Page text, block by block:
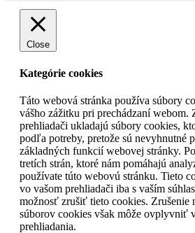
Close
Kategórie cookies
Táto webová stránka používa súbory
vášho zážitku pri prechádzaní webom.
prehliadači ukladajú súbory cookies,
podľa potreby, pretože sú nevyhnutné
základných funkcií webovej stránky.
tretích strán, ktoré nám pomáhajú
používate túto webovú stránku. Tieto
vo vašom prehliadači iba s vaším
možnosť zrušiť tieto cookies. Zrušenie
súborov cookies však môže ovplyvniť
prehliadania.